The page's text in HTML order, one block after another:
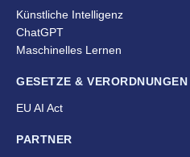
Künstliche Intelligenz
ChatGPT
Maschinelles Lernen
GESETZE & VERORDNUNGEN
EU AI Act
PARTNER